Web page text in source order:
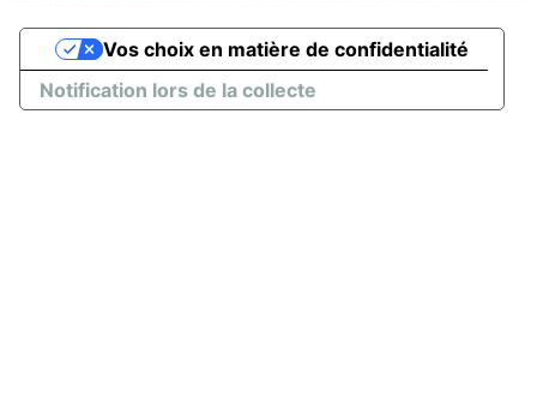
Notification lors de la collecte
Vos choix en matière de confidentialité